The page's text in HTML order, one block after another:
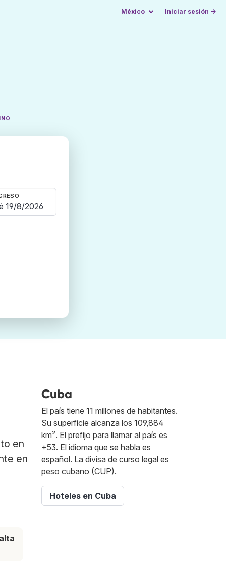
México Iniciar sesión →
en
en
Cuba
El país tiene 11 millones de habitantes.
Su superficie alcanza los 109,884
km². El prefijo para llamar al país es
+53. El idioma que se habla es
español. La divisa de curso legal es
peso cubano (CUP).
Hoteles en Cuba